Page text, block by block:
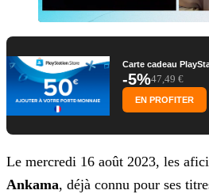
Carte cadeau
-5%47,49 €
EN PROFITER
Le mercredi 16 août 2023, les
Ankama, déjà connu pour ses